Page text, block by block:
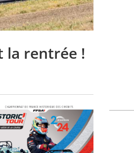
la rentrée !